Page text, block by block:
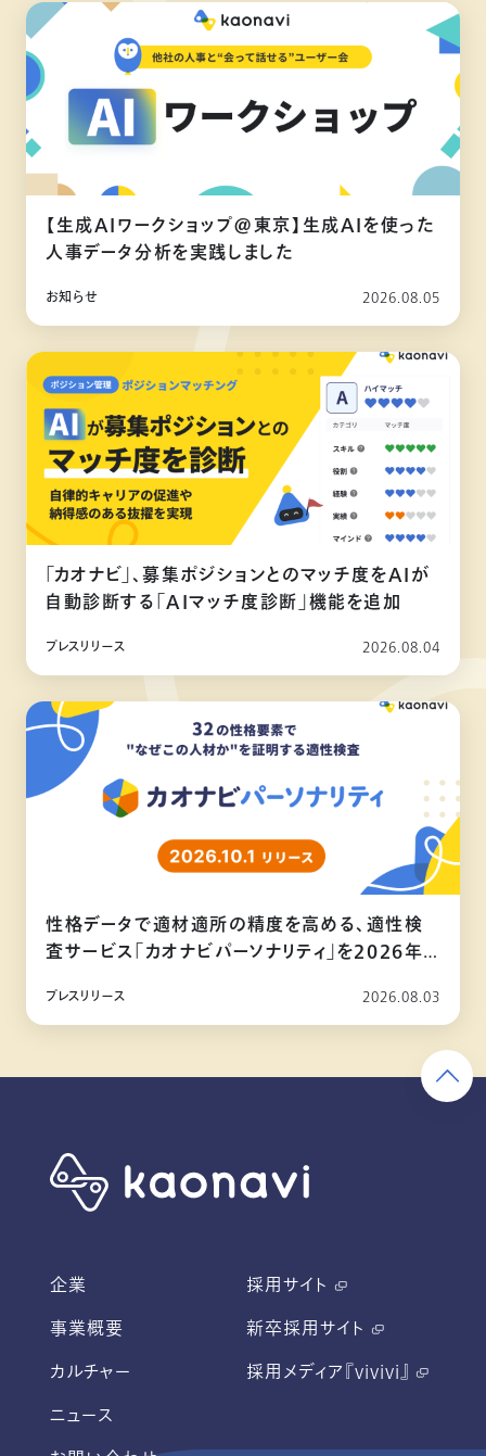
【生成AIワークショップ@東京】生成AIを使った
人事データ分析を実践しました
お知らせ 2026.08.05
「カオナビ」、募集ポジションとのマッチ度をAIが
自動診断する「AIマッチ度診断」機能を追加
プレスリリース 2026.08.04
性格データで適材適所の精度を高める、適性検
査サービス「カオナビパーソナリティ」を2026年
プレスリリース 2026.08.03
企業
事業概要
カルチャー
ニュース
採用サイト
新卒採用サイト
採用メディア『vivivi』